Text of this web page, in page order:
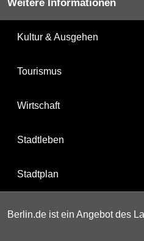
Weitere Informationen
Kultur & Ausgehen
Tourismus
Wirtschaft
Stadtleben
Stadtplan
Berlin.de ist ein Angebot des